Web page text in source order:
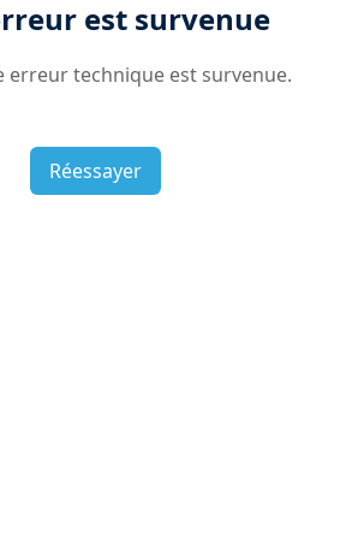
est survenue
erreur technique est survenue.
Réessayer